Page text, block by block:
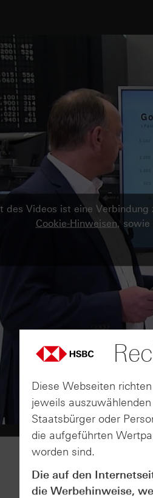
des Videos ist eine
Cookie-Hinweisen, sowie
Diese Webseiten
jeweils
Staatsbürger oder
die aufgeführten
worden sind.
Die auf den
die Werbehinweise,